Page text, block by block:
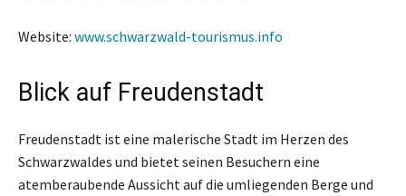
Website: www.schwarzwald-tourismus.info
Blick auf Freudenstadt
Freudenstadt ist eine malerische Stadt im Herzen des
Schwarzwaldes und bietet seinen Besuchern eine
atemberaubende Aussicht auf die umliegenden Berge und